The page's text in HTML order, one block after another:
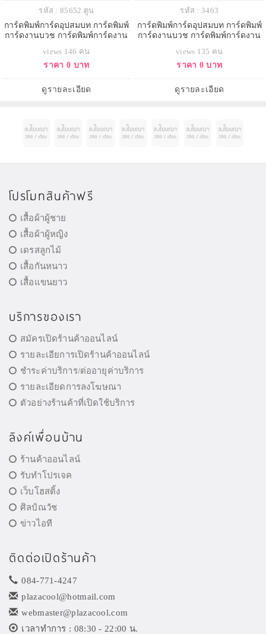
รหัส : 85652 ตูน
การ์ดพิมพ์การ์ดอุปสมบท การ์ดพิมพ์
การ์ดงานบวช การ์ดพิมพ์การ์ดงาน
ซอง ขนาด 5x7 นิ้ว
views 146 คน
ราคา 0 บาท
ดูรายละเอียด
รหัส : 3463
การ์ดพิมพ์การ์ดอุปสมบท การ์ดพิมพ์
การ์ดงานบวช การ์ดพิมพ์การ์ดงาน
ซอง ขนาด 5x7 นิ้ว
views 135 คน
ราคา 0 บาท
ดูรายละเอียด
โปรโมทสินค้าฟรี
เสื้อผ้าผู้ชาย
เสื้อผ้าผู้หญิง
เดรสลูกไม้
เสื้อกันหนาว
เสื้อแขนยาว
บริการของเรา
สมัครเปิดร้านค้าออนไลน์
รายละเอียการเปิดร้านค้าออนไลน์
ชำระค่าบริการ/ต่ออายุค่าบริการ
รายละเอียดการลงโฆษณา
ตัวอย่างร้านค้าที่เปิดใช้บริการ
ลิงค์เพื่อนบ้าน
ร้านค้าออนไลน์
รับทำโปรเจค
เว็บโฮสติ้ง
ศิลป์ณวัช
ข่าวไอที
ติดต่อเปิดร้านค้า
084-771-4247
plazacool@hotmail.com
webmaster@plazacool.com
เวลาทำการ : 08:30 - 22:00 น.